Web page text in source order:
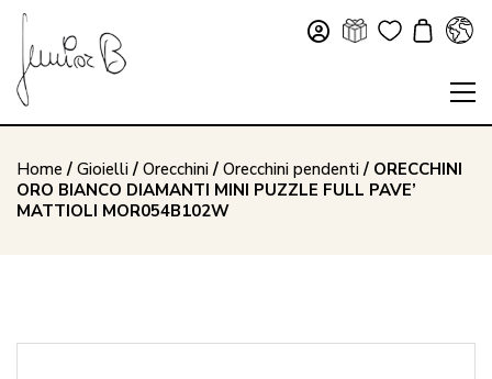
Home / Gioielli/ Orecchini/ Orecchini pendenti/ ORECCHINI
ORO BIANCO DIAMANTI MINI PUZZLE FULL PAVE’
MATTIOLI MOR054B102W